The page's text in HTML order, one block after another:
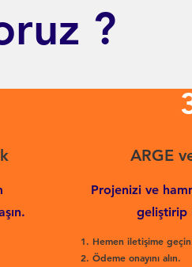
?
ARGE
Hemen iletişime
Ödeme onayını alın.
Projenizi ve
geliştirip